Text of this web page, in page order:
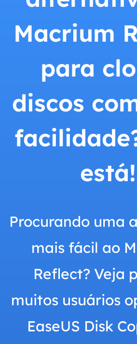
Macrium
para
discos
está!
Procurando uma
mais fácil ao
Reflect? Veja
muitos usuários
EaseUS Disk